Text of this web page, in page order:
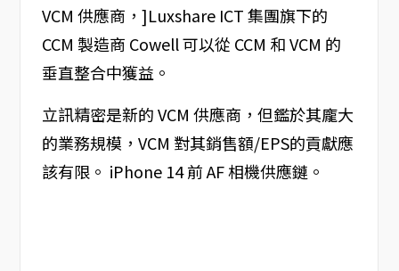
VCM 供應商，]Luxshare ICT 集團旗下的
CCM 製造商 Cowell 可以從 CCM 和 VCM 的
垂直整合中獲益。
立訊精密是新的 VCM 供應商，但鑑於其龐大
的業務規模，VCM 對其銷售額/EPS的貢獻應
該有限。 iPhone 14 前 AF 相機供應鏈。